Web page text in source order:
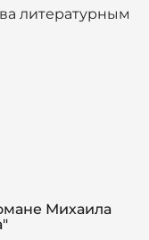
литературным
Михаила